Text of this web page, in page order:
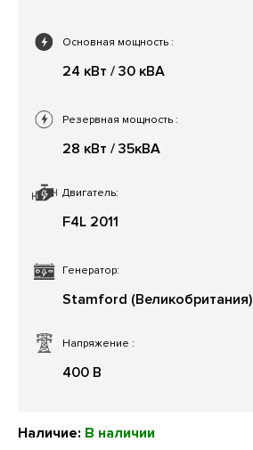
Основная мощность :
24 кВт / 30 кВА
Двигатель:
F4L 2011
Напряжение :
400 В
Резервная мощность :
28 кВт / 35кВА
Генератор:
Stamford (Великобритания)
Наличие: В наличии